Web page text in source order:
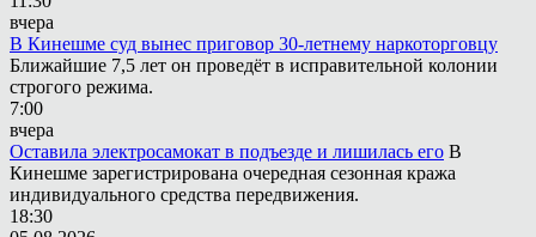
вчера
В Кинешме суд вынес приговор 30-летнему наркоторговцу
Ближайшие 7,5 лет он проведёт в исправительной колонии
строгого режима.
7:00
вчера
Оставила электросамокат в подъезде и лишилась его В
Кинешме зарегистрирована очередная сезонная кража
индивидуального средства передвижения.
18:30